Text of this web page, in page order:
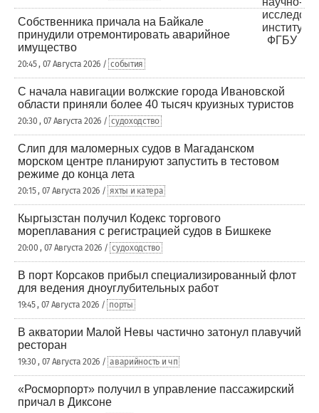
Собственника причала на Байкале
принудили отремонтировать аварийное
имущество
20:45 , 07 Августа 2026 / события
С начала навигации волжские города Ивановской
области приняли более 40 тысяч круизных туристов
20:30 , 07 Августа 2026 / судоходство
Слип для маломерных судов в Магаданском
морском центре планируют запустить в тестовом
режиме до конца лета
20:15 , 07 Августа 2026 / яхты и катера
Кыргызстан получил Кодекс торгового
мореплавания с регистрацией судов в Бишкеке
20:00 , 07 Августа 2026 / судоходство
В порт Корсаков прибыл специализированный флот
для ведения дноуглубительных работ
19:45 , 07 Августа 2026 / порты
В акватории Малой Невы частично затонул плавучий
ресторан
19:30 , 07 Августа 2026 / аварийность и чп
«Росморпорт» получил в управление пассажирский
причал в Диксоне